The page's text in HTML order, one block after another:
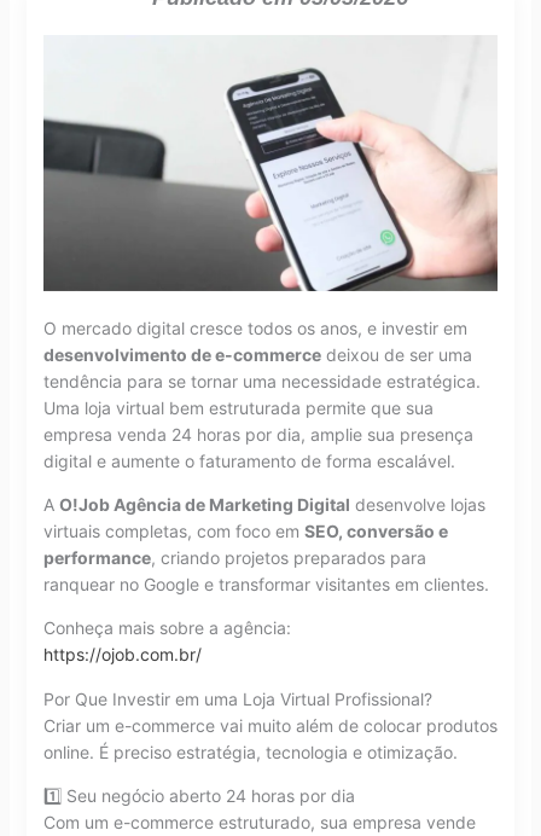
O mercado digital cresce todos os anos, e investir em
desenvolvimento de e-commercedeixou de ser uma
tendência para se tornar uma necessidade estratégica.
Uma loja virtual bem estruturada permite que sua
empresa venda 24 horas por dia, amplie sua presença
digital e aumente o faturamento de forma escalável.
A O!Job Agência de Marketing Digital desenvolve lojas
virtuais completas, com foco em SEO, conversão e
performance, criando projetos preparados para
ranquear no Google e transformar visitantes em clientes.
Conheça mais sobre a agência:
https://ojob.com.br/
Por Que Investir em uma Loja Virtual Profissional?
Criar um e-commerce vai muito além de colocar produtos
online. É preciso estratégia, tecnologia e otimização.
1️⃣ Seu negócio aberto 24 horas por dia
Com um e-commerce estruturado, sua empresa vende